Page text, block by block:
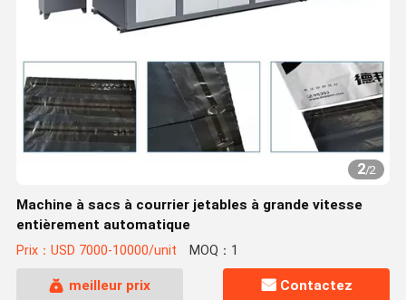
2/2
Machine à sacs à courrier jetables à grande vitesse
entièrement automatique
Prix：USD 7000-10000/unit MOQ：1
meilleur prix Contactez